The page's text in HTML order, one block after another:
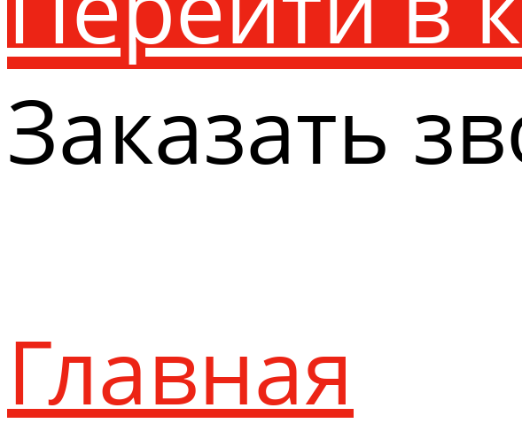
Заказать
Главная